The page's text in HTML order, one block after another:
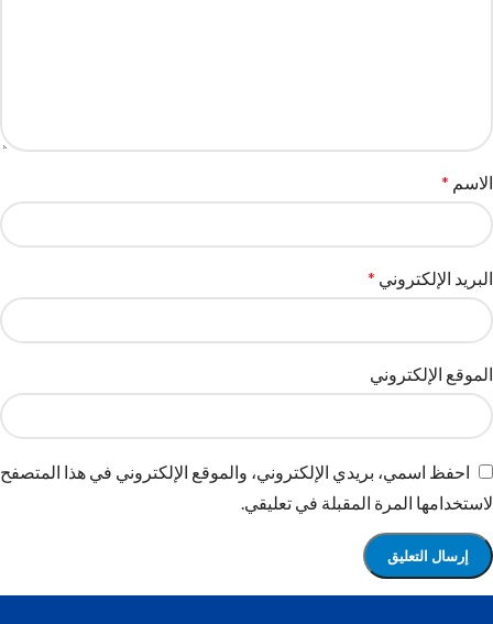
الاسم *
البريد الإلكتروني *
الموقع الإلكتروني
احفظ اسمي، بريدي الإلكتروني، والموقع الإلكتروني في هذا المتصفح
لاستخدامها المرة المقبلة في تعليقي.